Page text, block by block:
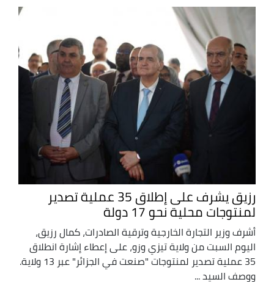
رزيق يشرف على إطلاق 35 عملية تصدير
لمنتوجات محلية نحو 17 دولة
أشرف وزير التجارة الخارجية وترقية الصادرات، كمال رزيق،
اليوم السبت من ولاية تيزي وزو، على إعطاء إشارة انطلاق
35 عملية تصدير لمنتوجات "صنعت في الجزائر" عبر 13 ولاية.
ووصف السيد ...